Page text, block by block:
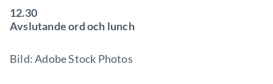
12.30
Avslutande ord och lunch
Bild: Adobe Stock Photos